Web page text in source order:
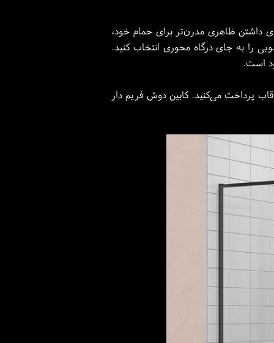
داشتن ظاهری مدرن‌تر برای حمام خود،
را به جای درگاه محوری انتخاب کنید.
است.
کمتر از کابین دوش بدون قاب پرداخت می‌کنید. کابین‌ دوش فریم دار